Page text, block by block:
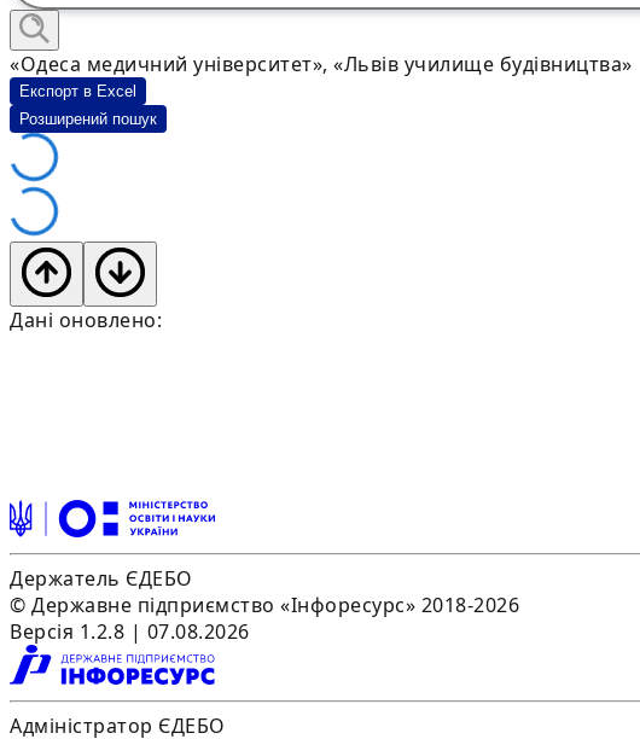
«Одеса медичний університет», «Львів училище будівництва»
Експорт в Excel
Розширений пошук
Дані оновлено:
Держатель ЄДЕБО
© Державне підприємство «Інфоресурс» 2018-2026
Версія 1.2.8 | 07.08.2026
Адміністратор ЄДЕБО